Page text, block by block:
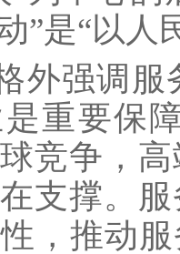
”是“以人
外强调
重要保
竞争，
支撑。
，推动